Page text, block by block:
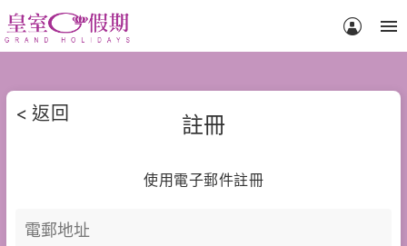
menu
< 返回 註冊
使用電子郵件註冊